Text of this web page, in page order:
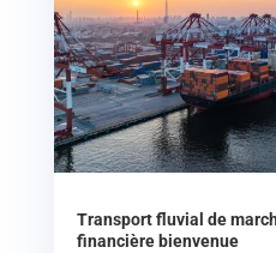
Transport fluvial de
financière bienvenue